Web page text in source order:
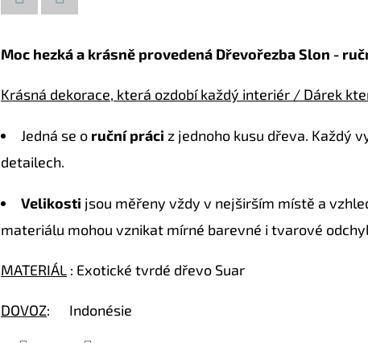
produktu
z
Moc hezká a krásně provedená Dřevořezba Slon -
Krásná dekorace, která ozdobí každý interiér / Dárek
Jedná se o ruční práci z jednoho kusu dřeva. Každý
detailech.
Velikosti jsou měřeny vždy v nejširším místě a
materiálu mohou vznikat mírné barevné i tvarové
MATERIÁL : Exotické tvrdé dřevo Suar
DOVOZ: Indonésie